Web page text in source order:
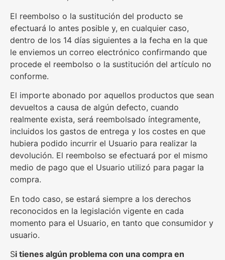
El reembolso o la sustitución del producto se
efectuará lo antes posible y, en cualquier caso,
dentro de los 14 días siguientes a la fecha en la que
le enviemos un correo electrónico confirmando que
procede el reembolso o la sustitución del artículo no
conforme.
El importe abonado por aquellos productos que sean
devueltos a causa de algún defecto, cuando
realmente exista, será reembolsado íntegramente,
incluidos los gastos de entrega y los costes en que
hubiera podido incurrir el Usuario para realizar la
devolución. El reembolso se efectuará por el mismo
medio de pago que el Usuario utilizó para pagar la
compra.
En todo caso, se estará siempre a los derechos
reconocidos en la legislación vigente en cada
momento para el Usuario, en tanto que consumidor y
usuario.
Si tienes algún problema con una compra en